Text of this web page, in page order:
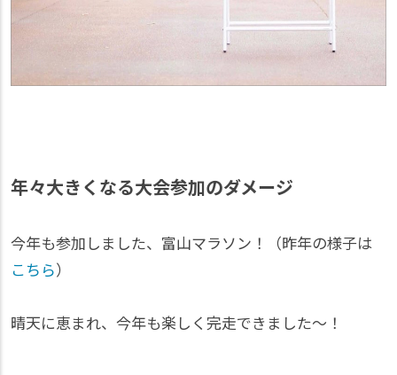
年々大きくなる大会参加のダメージ
今年も参加しました、富山マラソン！（昨年の様子は
こちら）
晴天に恵まれ、今年も楽しく完走できました～！